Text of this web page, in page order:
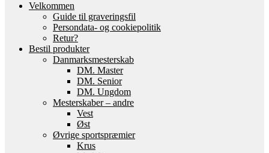
Velkommen
Guide til graveringsfil
Persondata- og cookiepolitik
Retur?
Bestil produkter
Danmarksmesterskab
DM. Master
DM. Senior
DM. Ungdom
Mesterskaber – andre
Vest
Øst
Øvrige sportspræmier
Krus